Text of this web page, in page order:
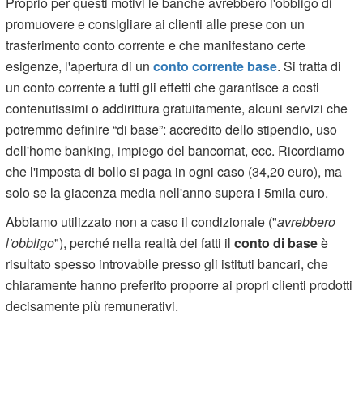
promuovere e consigliare ai clienti alle prese con un
trasferimento conto corrente e che manifestano certe
esigenze, l'apertura di unconto corrente base. Si tratta di
un conto corrente a tutti gli effetti che garantisce a costi
contenutissimi o addirittura gratuitamente, alcuni servizi che
potremmo definire “di base”: accredito dello stipendio, uso
dell'home banking, impiego del bancomat, ecc. Ricordiamo
che l'imposta di bollo si paga in ogni caso (34,20 euro), ma
solo se la giacenza media nell'anno supera i 5mila euro.
Abbiamo utilizzato non a caso il condizionale ("avrebbero
l'obbligo"), perché nella realtà dei fatti ilconto di baseè
risultato spesso introvabile presso gli istituti bancari, che
chiaramente hanno preferito proporre ai propri clienti prodotti
decisamente più remunerativi.